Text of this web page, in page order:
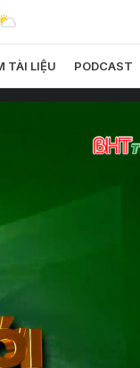
TÀI LIỆU PODCAST